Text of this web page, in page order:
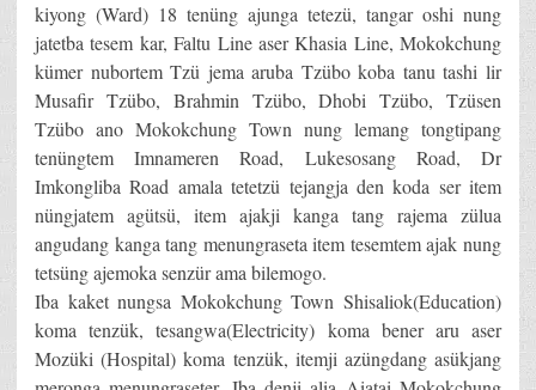
kiyong (Ward) 18 tenüng ajunga tetezü, tangar oshi nung
jatetba tesem kar, Faltu Line aser Khasia Line, Mokokchung
kümer nubortem Tzü jema aruba Tzübo koba tanu tashi lir
Musafir Tzübo, Brahmin Tzübo, Dhobi Tzübo, Tzüsen
Tzübo ano Mokokchung Town nung lemang tongtipang
tenüngtem Imnameren Road, Lukesosang Road, Dr
Imkongliba Road amala tetetzü tejangja den koda ser item
nüngjatem agütsü, item ajakji kanga tang rajema zülua
angudang kanga tang menungraseta item tesemtem ajak nung
tetsüng ajemoka senzür ama bilemogo.
Iba kaket nungsa Mokokchung Town Shisaliok(Education)
koma tenzük, tesangwa(Electricity) koma bener aru aser
Mozüki (Hospital) koma tenzük, itemji azüngdang asükjang